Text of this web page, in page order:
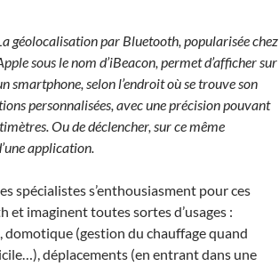
géolocalisation par Bluetooth, popularisée chez
sous le nom d’iBeacon, permet d’afficher sur
smartphone, selon l’endroit où se trouve son
personnalisées, avec une précision pouvant
Ou de déclencher, sur ce même
application.
spécialistes s’enthousiasment pour ces
et imaginent toutes sortes d’usages :
domotique (gestion du chauffage quand
déplacements (en entrant dans une